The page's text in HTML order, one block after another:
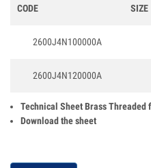
CODE SIZE
2600J4N100000A
2600J4N120000A
Technical Sheet Brass Threaded
Download the sheet